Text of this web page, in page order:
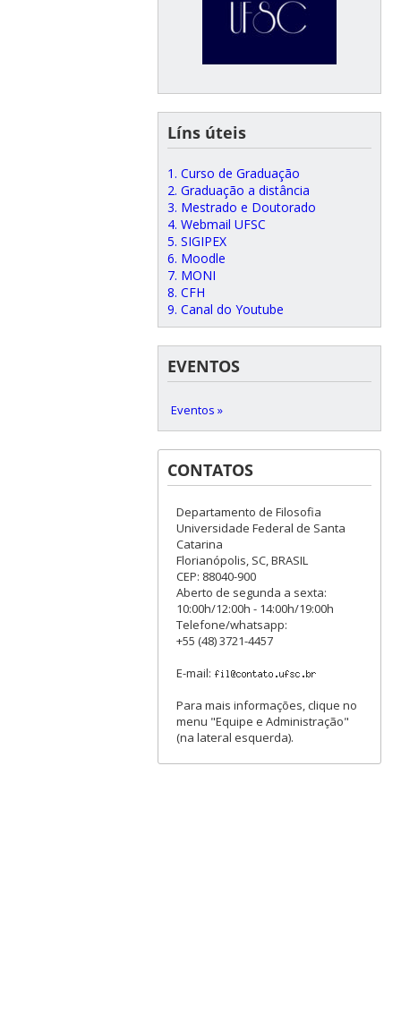
Líns úteis
1. Curso de Graduação
2. Graduação a distância
3. Mestrado e Doutorado
4. Webmail UFSC
5. SIGIPEX
6. Moodle
7. MONI
8. CFH
9. Canal do Youtube
EVENTOS
Eventos »
CONTATOS
Departamento de Filosofia
Universidade Federal de Santa
Catarina
Florianópolis, SC, BRASIL
CEP: 88040-900
Aberto de segunda a sexta:
10:00h/12:00h - 14:00h/19:00h
Telefone/whatsapp:
+55 (48) 3721-4457
E-mail:
Para mais informações, clique no
menu "Equipe e Administração"
(na lateral esquerda).